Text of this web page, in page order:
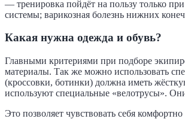
— тренировка пойдёт на пользу только
системы; варикозная болезнь нижних
Какая нужна одежда и обувь?
Главными критериями при подборе
материалы. Так же можно использовать
(кроссовки, ботинки) должна иметь
используют специальные «велотрусы».
Это позволяет чувствовать себя